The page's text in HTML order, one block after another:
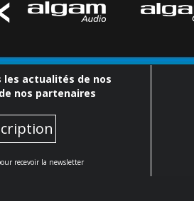
les actualités de nos
nos partenaires
recevoir la newsletter